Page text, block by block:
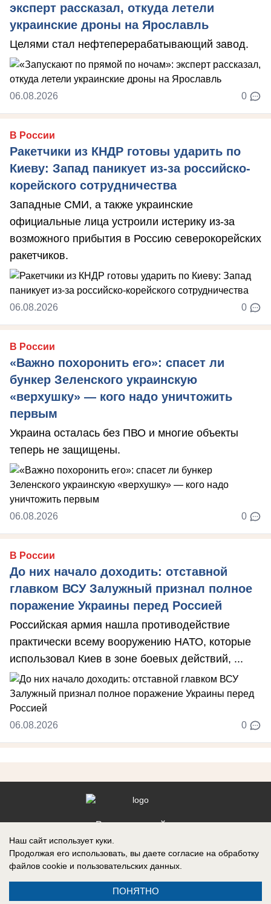
эксперт рассказал, откуда летели
украинские дроны на Ярославль
Целями стал нефтеперерабатывающий завод.
06.08.2026 0
В России
Ракетчики из КНДР готовы ударить по
Киеву: Запад паникует из-за российско-
корейского сотрудничества
Западные СМИ, а также украинские
официальные лица устроили истерику из-за
возможного прибытия в Россию северокорейских
ракетчиков.
06.08.2026 0
В России
«Важно похоронить его»: спасет ли
бункер Зеленского украинскую
«верхушку» — кого надо уничтожить
первым
Украина осталась без ПВО и многие объекты
теперь не защищены.
06.08.2026 0
В России
До них начало доходить: отставной
главком ВСУ Залужный признал полное
поражение Украины перед Россией
Российская армия нашла противодействие
практически всему вооружению НАТО, которые
использовал Киев в зоне боевых действий, ...
06.08.2026 0
Реклама на сайте
Наш сайт использует куки.
Продолжая его использовать, вы даете согласие на обработку
файлов cookie и пользовательских данных.
ПОНЯТНО